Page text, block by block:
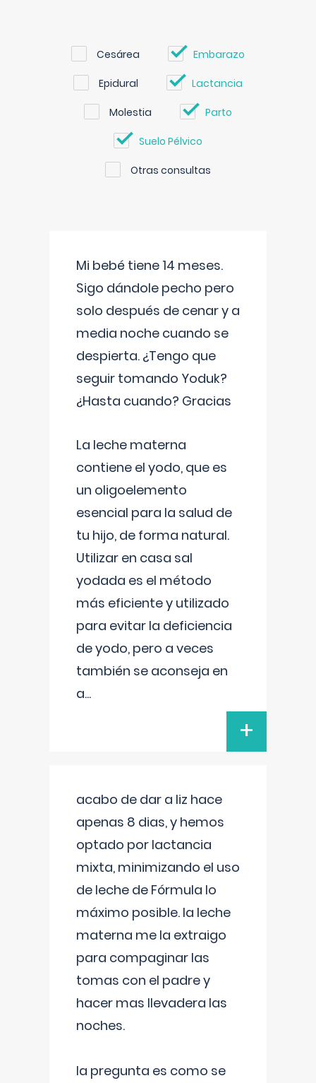
Cesárea Embarazo
Epidural Lactancia
Molestia Parto
Suelo Pélvico
Otras consultas
Mi bebé tiene 14 meses.
Sigo dándole pecho pero
solo después de cenar y a
media noche cuando se
despierta. ¿Tengo que
seguir tomando Yoduk?
¿Hasta cuando? Gracias
La leche materna
contiene el yodo, que es
un oligoelemento
esencial para la salud de
tu hijo, de forma natural.
Utilizar en casa sal
yodada es el método
más eficiente y utilizado
para evitar la deficiencia
de yodo, pero a veces
también se aconseja en
a...
+
acabo de dar a liz hace
apenas 8 dias, y hemos
optado por lactancia
mixta, minimizando el uso
de leche de Fórmula lo
máximo posible. la leche
materna me la extraigo
para compaginar las
tomas con el padre y
hacer mas llevadera las
noches.
la pregunta es como se